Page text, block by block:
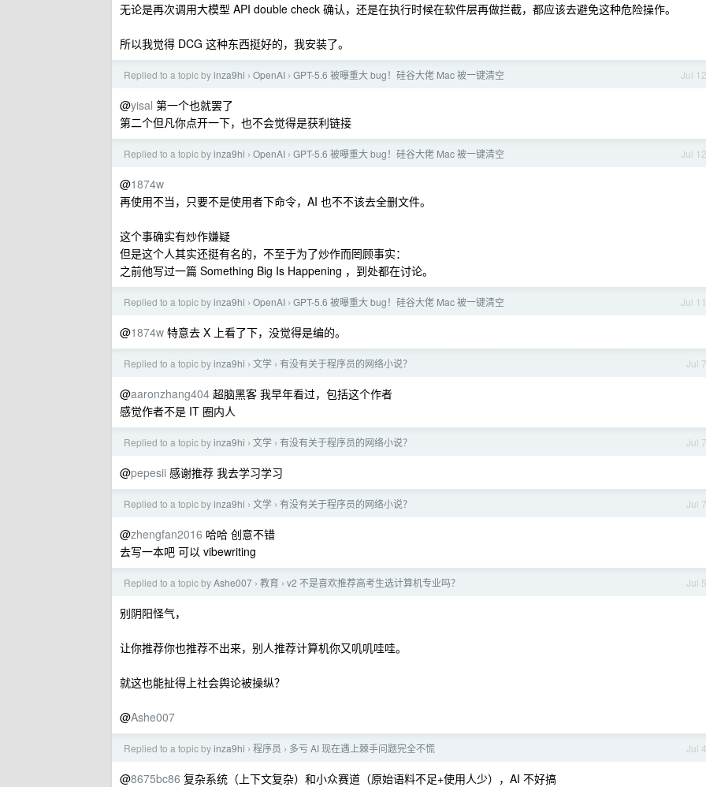
无论是再次调用大模型 API double check 确认，还是在执行时候在软件层再做拦截，都应该去避免这种危险操作。
所以我觉得 DCG 这种东西挺好的，我安装了。
Jul 12
Replied to a topic byinza9hi › OpenAI › GPT-5.6 被曝重大 bug！硅谷大佬 Mac 被一键清空
@yisal 第一个也就罢了
第二个但凡你点开一下，也不会觉得是获利链接
Jul 12
Replied to a topic byinza9hi › OpenAI › GPT-5.6 被曝重大 bug！硅谷大佬 Mac 被一键清空
@1874w
再使用不当，只要不是使用者下命令，AI 也不不该去全删文件。
这个事确实有炒作嫌疑
但是这个人其实还挺有名的，不至于为了炒作而罔顾事实：
之前他写过一篇 Something Big Is Happening ，到处都在讨论。
Jul 11
Replied to a topic byinza9hi › OpenAI › GPT-5.6 被曝重大 bug！硅谷大佬 Mac 被一键清空
@1874w 特意去 X 上看了下，没觉得是编的。
Jul 7
Replied to a topic byinza9hi › 文学 › 有没有关于程序员的网络小说？
@aaronzhang404 超脑黑客 我早年看过，包括这个作者
感觉作者不是 IT 圈内人
Jul 7
Replied to a topic byinza9hi › 文学 › 有没有关于程序员的网络小说？
@pepesii 感谢推荐 我去学习学习
Jul 7
Replied to a topic byinza9hi › 文学 › 有没有关于程序员的网络小说？
@zhengfan2016 哈哈 创意不错
去写一本吧 可以 vibewriting
Jul 5
Replied to a topic byAshe007 › 教育 › v2 不是喜欢推荐高考生选计算机专业吗？
别阴阳怪气，
让你推荐你也推荐不出来，别人推荐计算机你又叽叽哇哇。
就这也能扯得上社会舆论被操纵？
@Ashe007
Jul 4
Replied to a topic byinza9hi › 程序员 › 多亏 AI 现在遇上棘手问题完全不慌
@8675bc86 复杂系统（上下文复杂）和小众赛道（原始语料不足+使用人少），AI 不好搞